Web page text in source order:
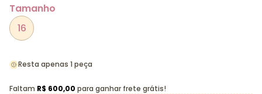
Tamanho
16
Resta apenas 1 peça
Faltam R$ 600,00 para ganhar frete grátis!